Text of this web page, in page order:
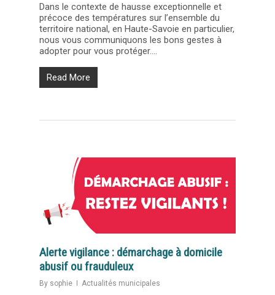
Dans le contexte de hausse exceptionnelle et
précoce des températures sur l’ensemble du
territoire national, en Haute-Savoie en particulier,
nous vous communiquons les bons gestes à
adopter pour vous protéger....
Read More
Alerte vigilance : démarchage à domicile
abusif ou frauduleux
By sophie Actualités municipales